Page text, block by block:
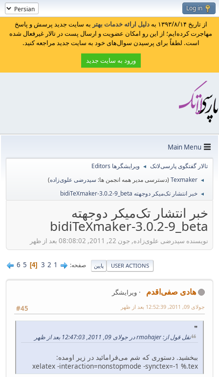
Log in
از تاریخ ۱۳۹۳/۸/۱۴ به دلیل ارائه خدمات بهتر به سایت جدید پرسش و پاسخ
مهاجرت کرده‌ایم؛ از این رو امکان عضویت و ارسال پست در تالار غیرفعال شده
است. لطفاً برای پرسیدن سوال‌های خود به سایت جدید مراجعه کنید.
ورود به سایت جدید
Main Menu
تالار گفتگوی پارسی‌لاتک ◄ ویرایشگرها Editors
◄
Texmaker (دسترسی مدیر همه انجمن ها: سیدرضی علوی‌زاده)
◄ خبر انتشار تک‌میکر دوجهته bidiTeXmaker-3.0.2-9_beta
خبر انتشار تک‌میکر دوجهته
bidiTeXmaker-3.0.2-9_beta
نویسنده سیدرضی علوی‌زاده, جون 22, 2011, 08:08:02 بعد از ظهر
پایین صفحه 1
2
3
4
5
6 USER ACTIONS
هادی صفی‌اقدم
ویرایشگر
#45
جولای 09, 2011, 12:52:39 بعد از ظهر
نقل قول از: rmohajer در جولای 09, 2011, 12:47:03 بعد از ظهر
ببخشید. دستوری که شم می‌فرامائید در زیر اومده:
xelatex -interaction=nonstopmode -synctex=-1 %.tex